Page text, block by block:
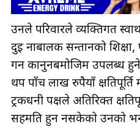
उनले परिवारले व्यक्तिगत
दुई नाबालक सन्तानको
गर्न कानुनबमोजिम उपलब्ध
थप पाँच लाख रुपैयाँ
ट्रकधनी पक्षले अतिरिक्त
सहमति हुन नसकेको उनको